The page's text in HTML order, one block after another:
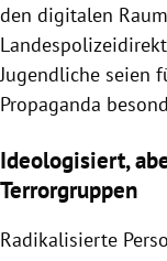
den digitalen
Jugendliche seien
Propaganda
Ideologisiert,
Terrorgruppen
Radikalisierte